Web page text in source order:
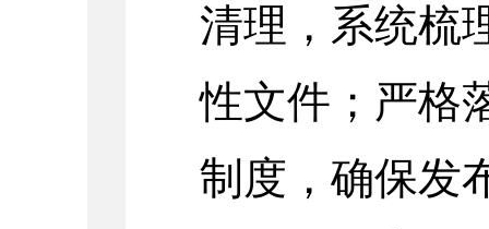
清理，系统梳
性文件；严格
制度，确保发